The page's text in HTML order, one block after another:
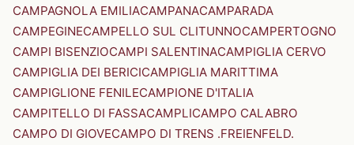
CAMPAGNOLA EMILIACAMPANACAMPARADA
CAMPEGINECAMPELLO SUL CLITUNNOCAMPERTOGNO
CAMPI BISENZIOCAMPI SALENTINACAMPIGLIA CERVO
CAMPIGLIA DEI BERICICAMPIGLIA MARITTIMA
CAMPIGLIONE FENILECAMPIONE D'ITALIA
CAMPITELLO DI FASSACAMPLICAMPO CALABRO
CAMPO DI GIOVECAMPO DI TRENS .FREIENFELD.